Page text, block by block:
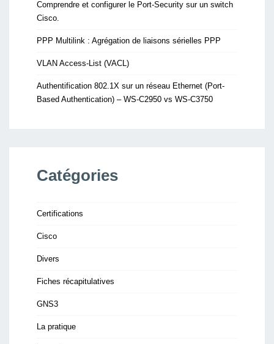
Comprendre et configurer le Port-Security sur un switch
Cisco.
PPP Multilink : Agrégation de liaisons sérielles PPP
VLAN Access-List (VACL)
Authentification 802.1X sur un réseau Ethernet (Port-
Based Authentication) – WS-C2950 vs WS-C3750
Catégories
Certifications
Cisco
Divers
Fiches récapitulatives
GNS3
La pratique